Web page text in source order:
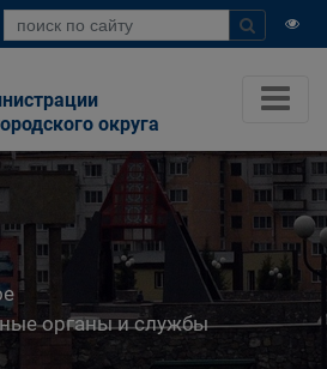
округа
органы и службы